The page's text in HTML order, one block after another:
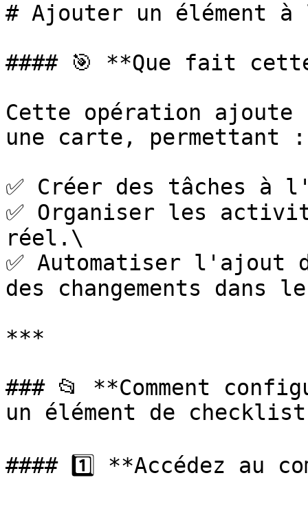
# Ajouter un élément
#### 🎯 **Que fait
Cette opération ajoute
une carte, permettant :
✅ Créer des tâches
✅ Organiser les
réel.\
✅ Automatiser l'ajout
des changements dans
***
### 📂 **Comment
un élément de
#### 1️⃣ **Accédez au